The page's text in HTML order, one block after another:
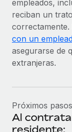
empleados,
reciban un
correctamente.
con un
asegurarse de
extranjeras.
Próximos pasos
Al
residente: